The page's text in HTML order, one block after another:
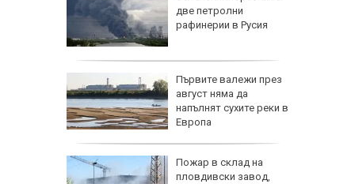
две петролни
рафинерии в Русия
Първите валежи през
август няма да
напълнят сухите реки в
Европа
Пожар в склад на
пловдивски завод,